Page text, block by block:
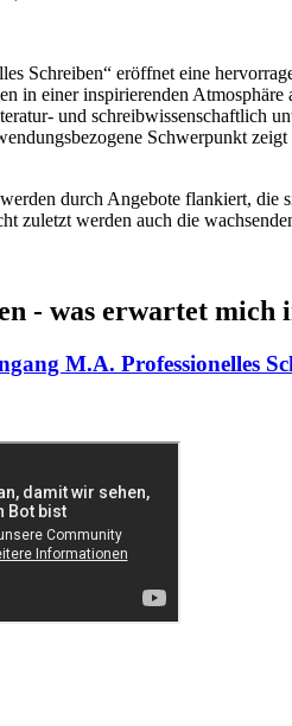
Schreiben“ eröffnet eine
in einer inspirierenden
und schreibwissenschaftlich
Schwerpunkt
durch Angebote flankiert,
zuletzt werden auch die
- was erwartet mich
M.A. Professionelles